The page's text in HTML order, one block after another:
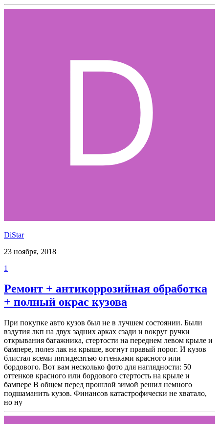
DiStar
23 ноября, 2018
1
Ремонт + антикоррозийная обработка
+ полный окрас кузова
При покупке авто кузов был не в лучшем состоянии. Были
вздутия лкп на двух задних арках сзади и вокруг ручки
открывания багажника, стертости на переднем левом крыле и
бампере, полез лак на крыше, вогнут правый порог. И кузов
блистал всеми пятидесятью оттенками красного или
бордового. Вот вам несколько фото для наглядности: 50
оттенков красного или бордового стертость на крыле и
бампере В общем перед прошлой зимой решил немного
подшаманить кузов. Финансов катастрофически не хватало,
но ну